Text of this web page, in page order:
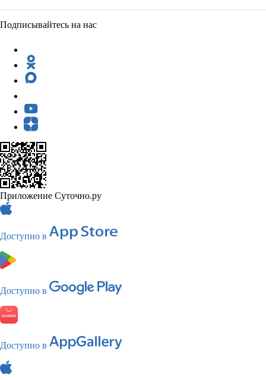
Подписывайтесь на нас
Приложение Суточно.ру
Доступно в
Доступно в
Доступно в